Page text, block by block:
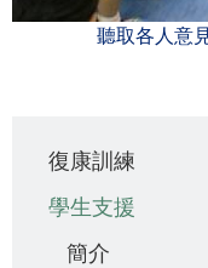
聽取各人意
navigation
復康訓練
學生支援
簡介